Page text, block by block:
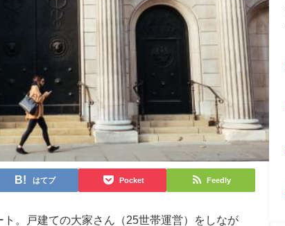
はてブ Pocket Feedly
。戸建ての大家さん（25世帯運営）をしなが